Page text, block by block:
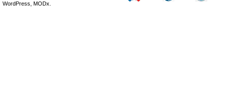
WordPress, MODx.